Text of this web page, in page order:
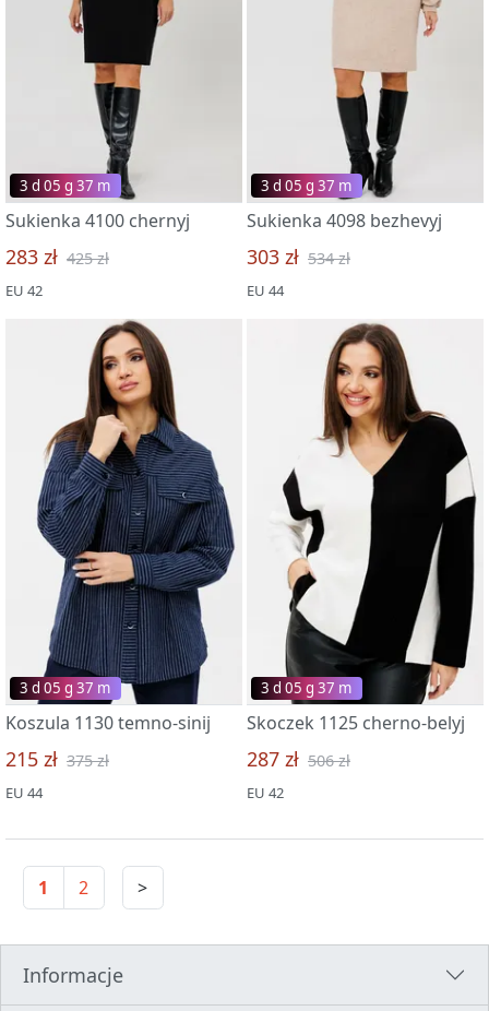
3 d 05 g 37 m
Sukienka 4100 chernyj
283 zł 425 zł
EU 42
3 d 05 g 37 m
Sukienka 4098 bezhevyj
303 zł 534 zł
EU 44
3 d 05 g 37 m
Koszula 1130 temno-sinij
215 zł 375 zł
EU 44
3 d 05 g 37 m
Skoczek 1125 cherno-belyj
287 zł 506 zł
EU 42
1 2 >
Informacje